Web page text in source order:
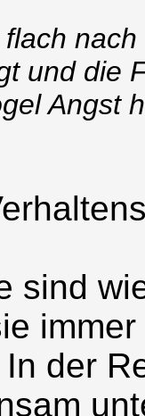
und die
Angst
sind
der